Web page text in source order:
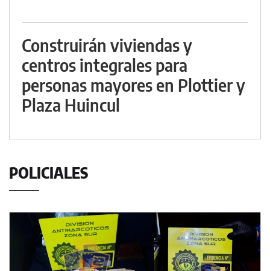
Construirán viviendas y
centros integrales para
personas mayores en Plottier y
Plaza Huincul
POLICIALES